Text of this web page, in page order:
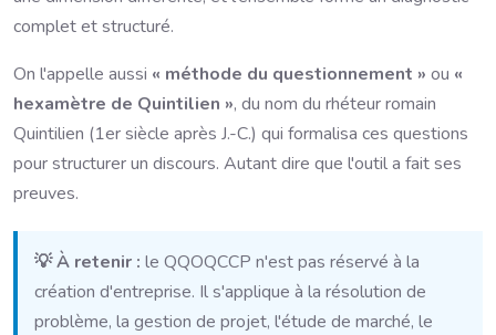
complet et structuré.
On l'appelle aussi « méthode du questionnement » ou «
hexamètre de Quintilien », du nom du rhéteur romain
Quintilien (1er siècle après J.-C.) qui formalisa ces questions
pour structurer un discours. Autant dire que l'outil a fait ses
preuves.
💡 À retenir : le QQOQCCP n'est pas réservé à la
création d'entreprise. Il s'applique à la résolution de
problème, la gestion de projet, l'étude de marché, le